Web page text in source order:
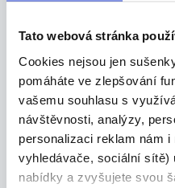
Tato webová stránka
Cookies nejsou jen
pomáháte ve zlepšování
vašemu souhlasu s
návštěvnosti, analýzy,
personalizaci reklam nám i
vyhledávače, sociální sítě)
nabídky a zvyšujete svou
Kam dále
Částečný úvazek
Hradec Králové
Práce pro
absolventy Hradec
Králové